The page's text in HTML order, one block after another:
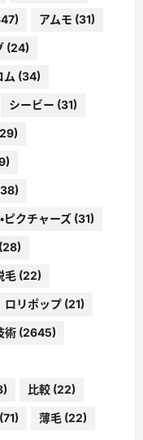
アムモ (31)
(24)
ム (34)
シービー (31)
ピクチャーズ (31)
(28)
毛 (22)
ロリポップ (21)
術 (2645)
比較 (22)
(71) 薄毛 (22)